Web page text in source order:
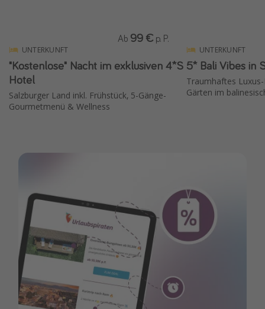
UNTERKUNFT
"Kostenlose" Nacht im exklusiven 4*S
Hotel
Salzburger Land inkl. Frühstück, 5-Gänge-
Gourmetmenü & Wellness
Ab 99 € p. P.
UNTERKUNFT
5* Bali Vibes in
Traumhaftes
Gärten im